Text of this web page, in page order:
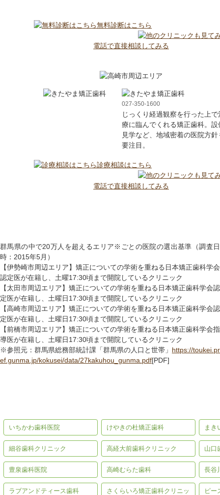
無料診断はこちら
電話で直接相談してみる
027-350-1600
じっくり経過観察を行った上で
療に臨んでくれる矯正歯科。設
見学など、地域密着の医院方針
要注目。
診療相談はこちら
電話で直接相談してみる
群馬県の中で20万人を超えるエリア※ごとの医院の選出基準（調査日
時：2015年5月）
【伊勢崎市周辺エリア】矯正についての学術を重ねる日本矯正歯科学会
認定医が在籍し、土曜17:30頃まで開院しているクリニック
【太田市周辺エリア】矯正についての学術を重ねる日本矯正歯科学会認
定医が在籍し、土曜日17:30頃まで開院しているクリニック
【高崎市周辺エリア】矯正についての学術を重ねる日本矯正歯科学会認
定医が在籍し、土曜日17:30頃まで開院しているクリニック
【前橋市周辺エリア】矯正についての学術を重ねる日本矯正歯科学会指
導医が在籍し、土曜日17:30頃まで開院しているクリニック
※参照元：群馬県総務部統計課「群馬県の人口と世帯」 https://toukei.pr
ef.gunma.jp/kokusei/data/27kakuhou_gunma.pdf[PDF]
いちかわ歯科医院
細谷歯科クリニック
豊泉歯科医院
ラブアンドティース歯科
けやきの杜矯正歯科
高経大前歯科クリニック
高崎むらた歯科
さくらいろ矯正歯科クリニッ
まき
山口
長谷
ピー